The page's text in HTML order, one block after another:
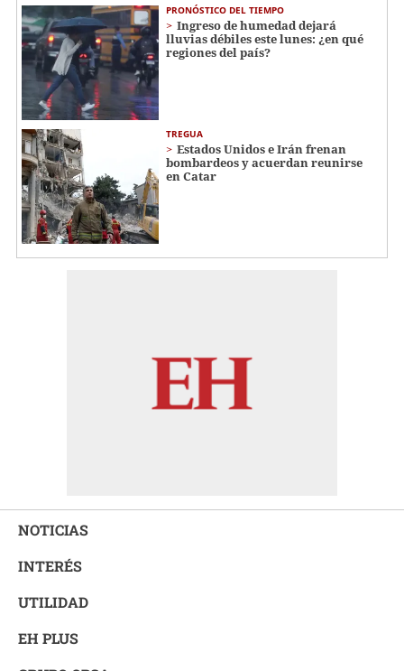
PRONÓSTICO DEL TIEMPO
Ingreso de humedad dejará
lluvias débiles este lunes: ¿en qué
regiones del país?
TREGUA
Estados Unidos e Irán frenan
bombardeos y acuerdan reunirse
en Catar
NOTICIAS
INTERÉS
UTILIDAD
EH PLUS